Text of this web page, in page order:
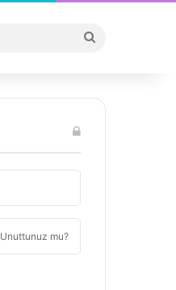
...
Unuttunuz mu?